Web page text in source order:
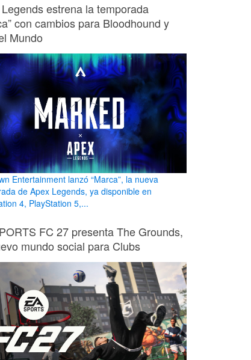
estrena la temporada
con cambios para Bloodhound y
Mundo
Entertainment lanzó “Marca”, la nueva
de Apex Legends, ya disponible en
4, PlayStation 5,...
FC 27 presenta The Grounds,
mundo social para Clubs